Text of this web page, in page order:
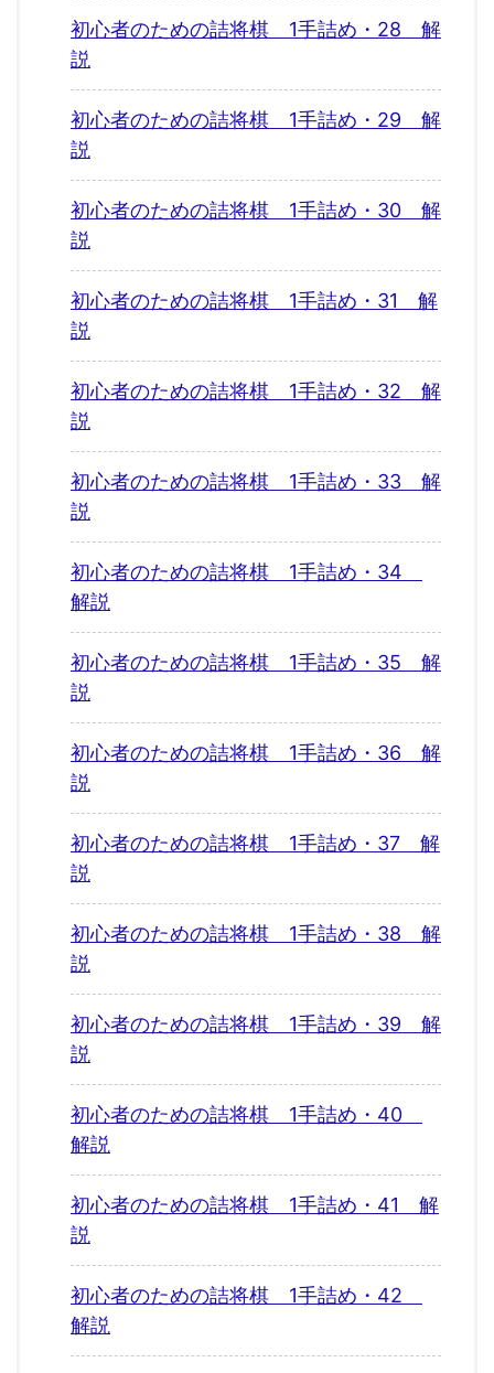
初心者のための詰将棋 1手詰め・28 解
説
初心者のための詰将棋 1手詰め・29 解
説
初心者のための詰将棋 1手詰め・30 解
説
初心者のための詰将棋 1手詰め・31 解
説
初心者のための詰将棋 1手詰め・32 解
説
初心者のための詰将棋 1手詰め・33 解
説
初心者のための詰将棋 1手詰め・34
解説
初心者のための詰将棋 1手詰め・35 解
説
初心者のための詰将棋 1手詰め・36 解
説
初心者のための詰将棋 1手詰め・37 解
説
初心者のための詰将棋 1手詰め・38 解
説
初心者のための詰将棋 1手詰め・39 解
説
初心者のための詰将棋 1手詰め・40
解説
初心者のための詰将棋 1手詰め・41 解
説
初心者のための詰将棋 1手詰め・42
解説